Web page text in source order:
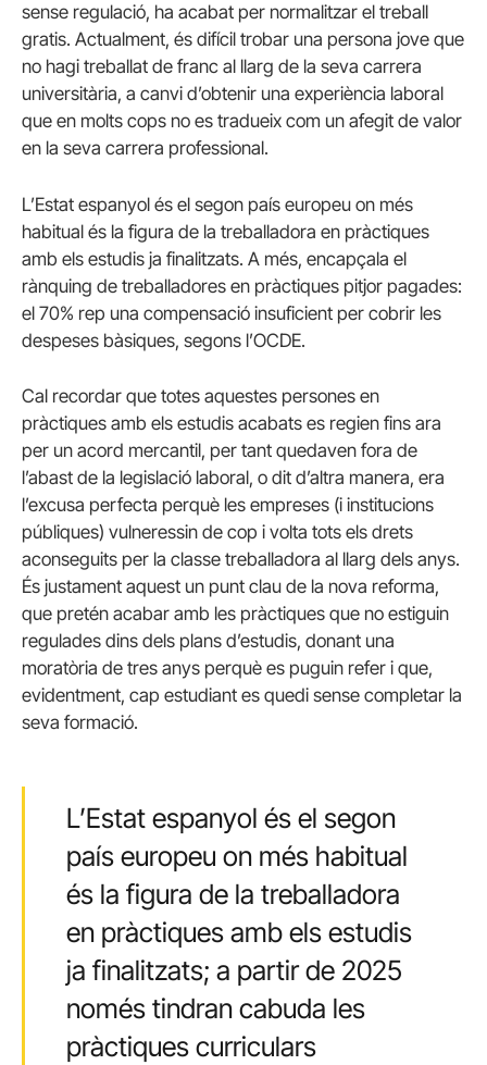
sense regulació, ha acabat per normalitzar el treball
gratis. Actualment, és difícil trobar una persona jove que
no hagi treballat de franc al llarg de la seva carrera
universitària, a canvi d’obtenir una experiència laboral
que en molts cops no es tradueix com un afegit de valor
en la seva carrera professional.
L’Estat espanyol és el segon país europeu on més
habitual és la figura de la treballadora en pràctiques
amb els estudis ja finalitzats. A més, encapçala el
rànquing de treballadores en pràctiques pitjor pagades:
el 70% rep una compensació insuficient per cobrir les
despeses bàsiques, segons l’OCDE.
Cal recordar que totes aquestes persones en
pràctiques amb els estudis acabats es regien fins ara
per un acord mercantil, per tant quedaven fora de
l’abast de la legislació laboral, o dit d’altra manera, era
l’excusa perfecta perquè les empreses (i institucions
públiques) vulneressin de cop i volta tots els drets
aconseguits per la classe treballadora al llarg dels anys.
És justament aquest un punt clau de la nova reforma,
que pretén acabar amb les pràctiques que no estiguin
regulades dins dels plans d’estudis, donant una
moratòria de tres anys perquè es puguin refer i que,
evidentment, cap estudiant es quedi sense completar la
seva formació.
L’Estat espanyol és el segon
país europeu on més habitual
és la figura de la treballadora
en pràctiques amb els estudis
ja finalitzats; a partir de 2025
només tindran cabuda les
pràctiques curriculars